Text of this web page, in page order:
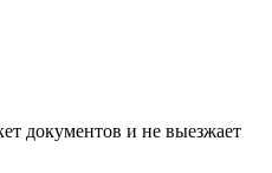
документов и не выезжает